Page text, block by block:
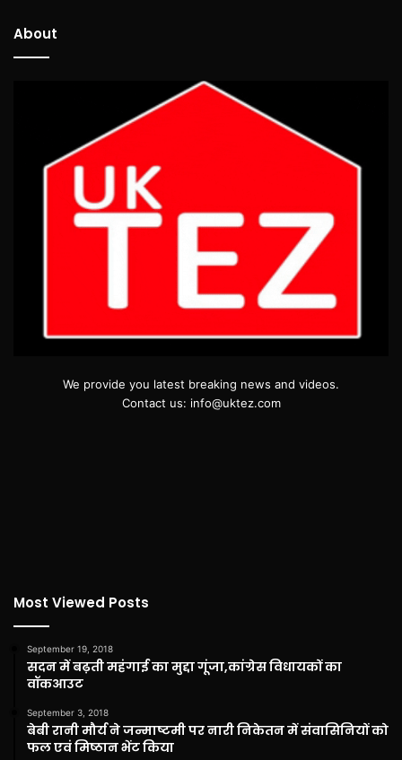
About
We provide you latest breaking news and videos.
Contact us: info@uktez.com
Most Viewed Posts
September 19, 2018
सदन में बढ़ती महंगाई का मुद्दा गूंजा,कांग्रेस विधायकों का
वॉकआउट
September 3, 2018
बेबी रानी मौर्य ने जन्माष्टमी पर नारी निकेतन में संवासिनियों को
फल एवं मिष्ठान भेंट किया